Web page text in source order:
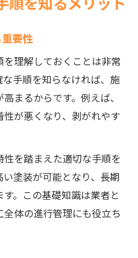
葛飾区で進める手順
慮した屋根塗装方法
地域特性で最適化
る屋根塗装方法
順が美観維持に直結
見栄えを長持ちさせる
屋根塗装工程の工夫
方法で美しさ長続き
要性
理解しておくことは非常
手順を知らなければ、施
まるからです。例えば、
が悪くなり、剥がれやす
を踏まえた適切な手順を
塗装が可能となり、長期
。この基礎知識は業者と
体の進行管理にも役立ち